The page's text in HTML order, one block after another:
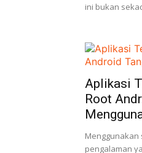
ini bukan
Aplikasi
Root
pengalaman